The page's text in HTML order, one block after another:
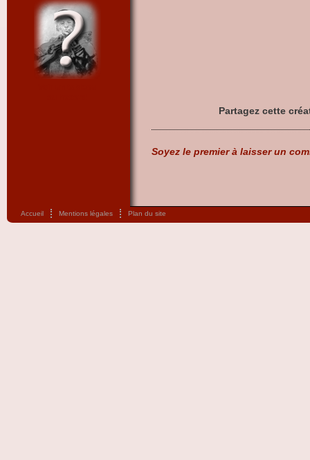
Partagez cette
Soyez le premier à laisser un
Accueil Mentions légales Plan du site